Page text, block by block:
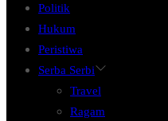
Politik
Hukum
Peristiwa
Serba Serbi
Travel
Ragam